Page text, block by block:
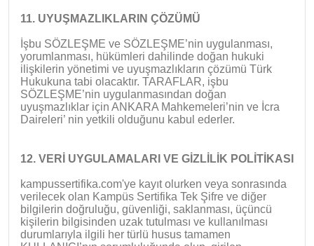
11. UYUŞMAZLIKLARIN ÇÖZÜMÜ
İşbu SÖZLEŞME ve SÖZLEŞME’nin uygulanması,
yorumlanması, hükümleri dahilinde doğan hukuki
ilişkilerin yönetimi ve uyuşmazlıkların çözümü Türk
Hukukuna tabi olacaktır. TARAFLAR, işbu
SÖZLEŞME’nin uygulanmasından doğan
uyuşmazlıklar için ANKARA Mahkemeleri’nin ve İcra
Daireleri’ nin yetkili olduğunu kabul ederler.
12. VERİ UYGULAMALARI VE GİZLİLİK POLİTİKASI
kampussertifika.com'ye kayıt olurken veya sonrasında
verilecek olan Kampüs Sertifika Tek Şifre ve diğer
bilgilerin doğruluğu, güvenliği, saklanması, üçüncü
kişilerin bilgisinden uzak tutulması ve kullanılması
durumlarıyla ilgili her türlü husus tamamen